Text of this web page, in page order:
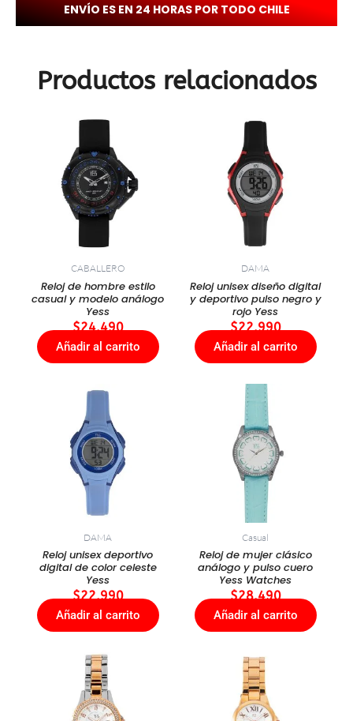
ENVÍO ES EN 24 HORAS POR TODO CHILE
Productos relacionados
CABALLERO
Reloj de hombre estilo
casual y modelo análogo
Yess
$24.490
Añadir al carrito
DAMA
Reloj unisex diseño digital
y deportivo pulso negro y
rojo Yess
$22.990
Añadir al carrito
DAMA
Reloj unisex deportivo
digital de color celeste
Yess
$22.990
Añadir al carrito
Casual
Reloj de mujer clásico
análogo y pulso cuero
Yess Watches
$28.490
Añadir al carrito